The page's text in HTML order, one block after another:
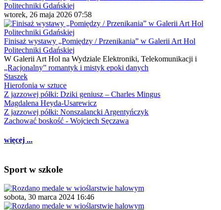
wtorek, 26 maja 2026 07:58
Finisaż wystawy „Pomiędzy / Przenikania” w Galerii Art Hol
Politechniki Gdańskiej
W Galerii Art Hol na Wydziale Elektroniki, Telekomunikacji i
„Racjonalny” romantyk i mistyk epoki danych
Staszek
Hierofonia w sztuce
Z jazzowej półki: Dziki geniusz – Charles Mingus
Magdalena Heyda-Usarewicz
Z jazzowej półki: Nonszalancki Argentyńczyk
Zachować boskość - Wojciech Sęczawa
więcej ...
Sport w szkole
sobota, 30 marca 2024 16:46